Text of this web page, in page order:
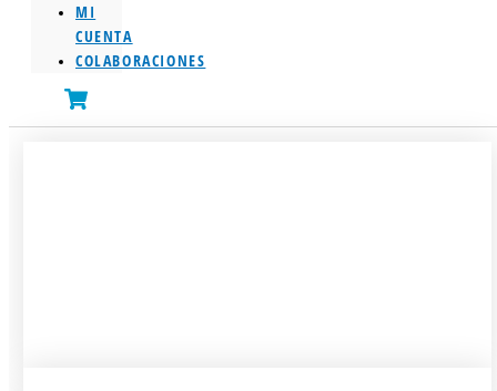
MI
CUENTA
COLABORACIONES